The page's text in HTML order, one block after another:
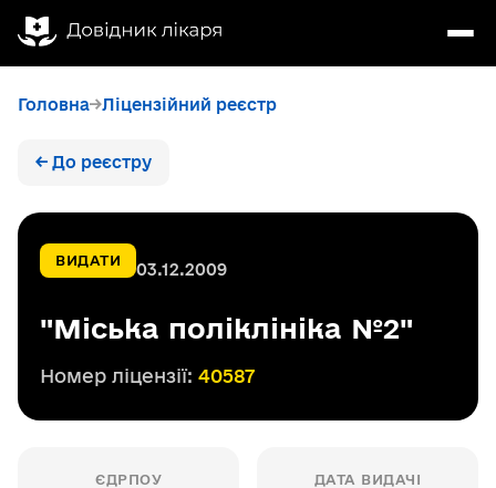
Головна Ліцензійний реєстр
← До реєстру
ВИДАТИ 03.12.2009
"Міська поліклініка №2"
Номер ліцензії: 40587
ЄДРПОУ ДАТА ВИДАЧІ